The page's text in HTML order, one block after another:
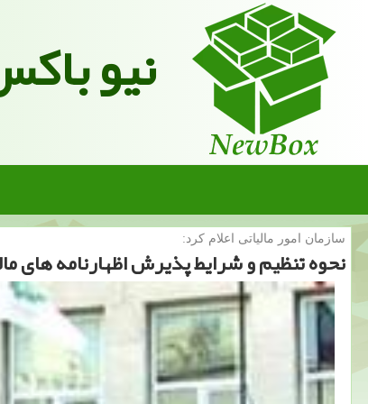
نیو
سازمان امور مالیاتی اعلام كرد:
نحوه تنظیم و شرایط پذیرش اظهارنامه های